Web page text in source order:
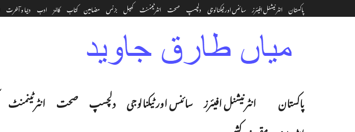
پاکستان انٹرنیشنل افیئرز سائنس اور ٹیکنالوجی دلچسپ صحت انٹرٹینمنٹ‎ کھیل بزنس مضامین کتاب کالمز ادب دنیا و آخرت
پاکستان انٹرنیشنل افیئرز سائنس اور ٹیکنالوجی دلچسپ صحت انٹرٹینمنٹ‎